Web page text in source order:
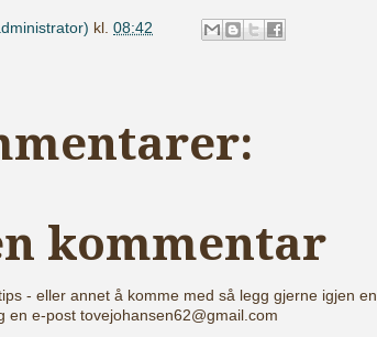
kl. 08:42
kommentar
- eller annet å komme med så legg gjerne igjen en
en e-post tovejohansen62@gmail.com